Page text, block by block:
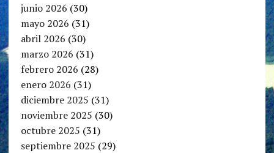
junio 2026 (30)
mayo 2026 (31)
abril 2026 (30)
marzo 2026 (31)
febrero 2026 (28)
enero 2026 (31)
diciembre 2025 (31)
noviembre 2025 (30)
octubre 2025 (31)
septiembre 2025 (29)